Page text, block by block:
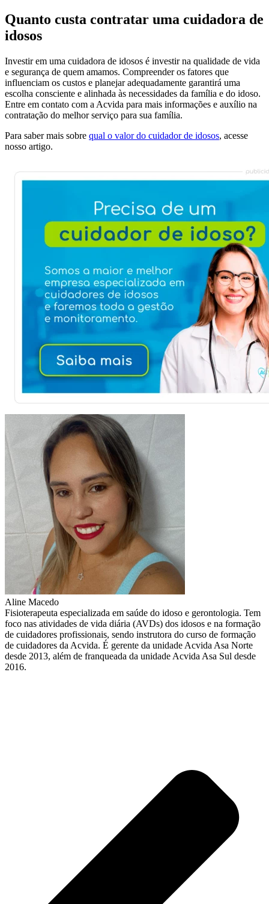
Quanto custa contratar uma cuidadora de
idosos
Investir em uma cuidadora de idosos é investir na qualidade de vida
e segurança de quem amamos. Compreender os fatores que
influenciam os custos e planejar adequadamente garantirá uma
escolha consciente e alinhada às necessidades da família e do idoso.
Entre em contato com a Acvida para mais informações e auxílio na
contratação do melhor serviço para sua família.
Para saber mais sobre qual o valor do cuidador de idosos, acesse
nosso artigo.
Aline Macedo
Fisioterapeuta especializada em saúde do idoso e gerontologia. Tem
foco nas atividades de vida diária (AVDs) dos idosos e na formação
de cuidadores profissionais, sendo instrutora do curso de formação
de cuidadores da Acvida. É gerente da unidade Acvida Asa Norte
desde 2013, além de franqueada da unidade Acvida Asa Sul desde
2016.